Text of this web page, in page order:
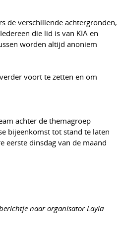
de verschillende achtergronden,
die lid is van KIA en
worden altijd anoniem
voort te zetten en om
achter de themagroep
bijeenkomst tot stand te laten
eerste dinsdag van de maand
naar organisator Layla